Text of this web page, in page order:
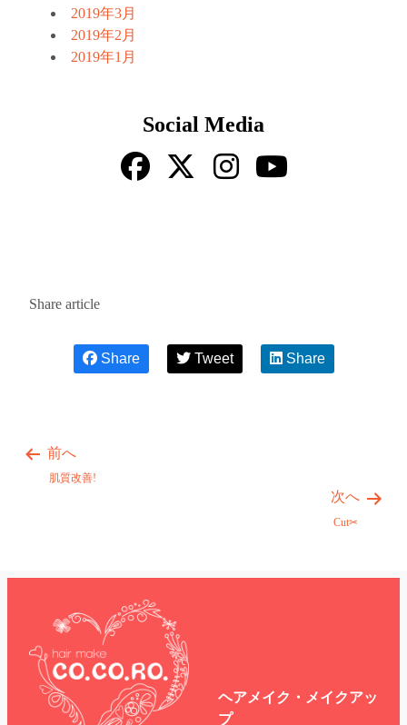
2019年3月
2019年2月
2019年1月
Social Media
Share article
Share Tweet Share
前へ
肌質改善!
次へ
Cut✂︎
ヘアメイク・メイクアッ
プ